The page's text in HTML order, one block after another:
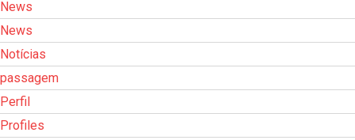
News
News
Notícias
passagem
Perfil
Profiles